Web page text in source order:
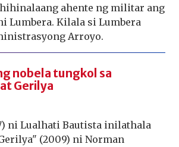
ahente ng militar ang
Lumbera. Kilala si Lumbera
Arroyo.
nobela tungkol sa
Gerilya
ni Lualhati Bautista inilathala
(2009) ni Norman